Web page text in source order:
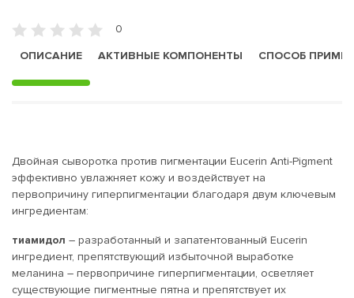
0
ОПИСАНИЕ
АКТИВНЫЕ КОМПОНЕНТЫ СПОСОБ
Двойная сыворотка против пигментации Eucerin Anti-Pigment
эффективно увлажняет кожу и воздействует на
первопричину гиперпигментации благодаря двум ключевым
ингредиентам:
тиамидол – разработанный и запатентованный Eucerin
ингредиент, препятствующий избыточной выработке
меланина – первопричине гиперпигментации, осветляет
существующие пигментные пятна и препятствует их